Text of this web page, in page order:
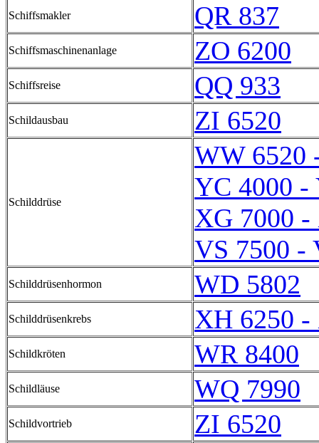
Schiffsmakler QR 837
Schiffsmaschinenanlage ZO 6200
Schiffsreise QQ 933
Schildausbau ZI 6520
Schilddrüse
WW 6520
YC 4000 -
XG 7000 -
VS 7500 -
Schilddrüsenhormon WD 5802
Schilddrüsenkrebs XH 6250 -
Schildkröten WR 8400
Schildläuse WQ 7990
Schildvortrieb ZI 6520